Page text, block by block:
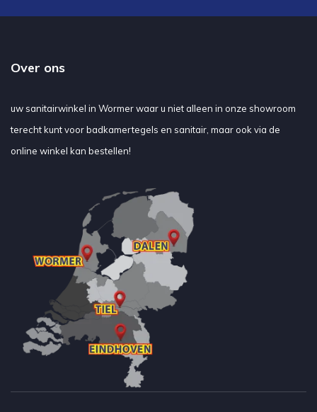
Over ons
uw sanitairwinkel in Wormer waar u niet alleen in onze showroom
terecht kunt voor badkamertegels en sanitair, maar ook via de
online winkel kan bestellen!